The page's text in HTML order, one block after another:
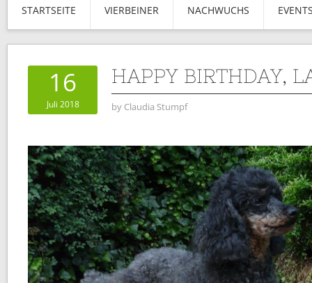
STARTSEITE VIERBEINER NACHWUCHS
16
Juli 2018
HAPPY BIRTHDAY,
by Claudia Stumpf